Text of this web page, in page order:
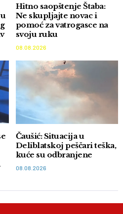
Hitno saopštenje Štaba:
Ne skupljajte novac i
pomoć za vatrogasce na
svoju ruku
08.08.2026
Čaušić: Situacija u
Deliblatskoj peščari teška,
kuće su odbranjene
08.08.2026